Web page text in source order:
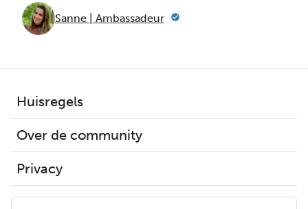
Sanne | Ambassadeur
Huisregels
Over de community
Privacy